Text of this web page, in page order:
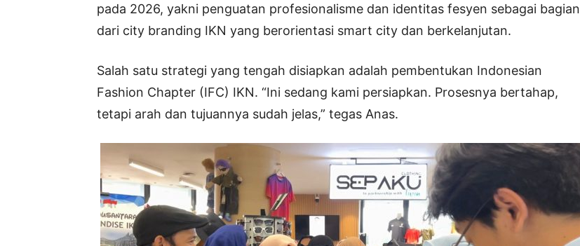
pada 2026, yakni penguatan profesionalisme dan identitas fesyen sebagai bagian
dari city branding IKN yang berorientasi smart city dan berkelanjutan.
Salah satu strategi yang tengah disiapkan adalah pembentukan Indonesian
Fashion Chapter (IFC) IKN. “Ini sedang kami persiapkan. Prosesnya bertahap,
tetapi arah dan tujuannya sudah jelas,” tegas Anas.